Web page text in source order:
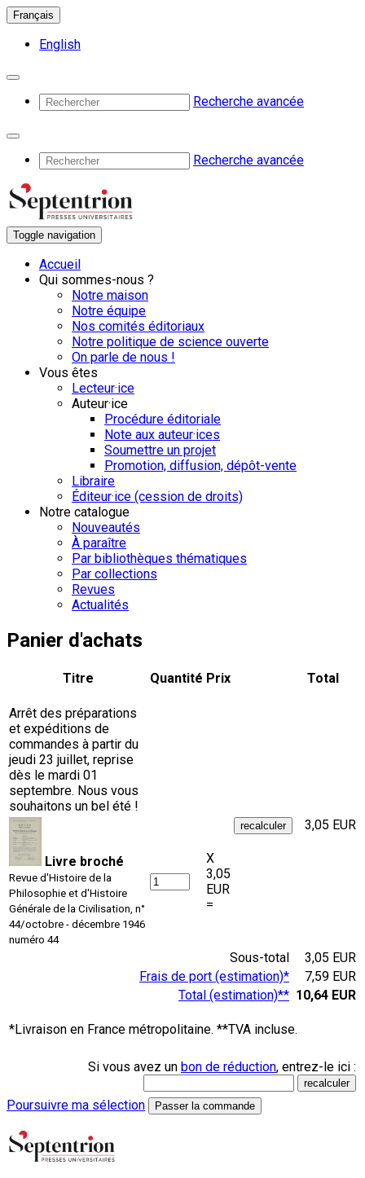
Français
English
Recherche avancée
Recherche avancée
Toggle navigation
Accueil
Qui sommes-nous ?
Notre maison
Notre équipe
Nos comités éditoriaux
Notre politique de science ouverte
On parle de nous !
Vous êtes
Lecteur·ice
Auteur·ice
Procédure éditoriale
Note aux auteur·ices
Soumettre un projet
Promotion, diffusion, dépôt-vente
Libraire
Éditeur·ice (cession de droits)
Notre catalogue
Nouveautés
À paraître
Par bibliothèques thématiques
Par collections
Revues
Actualités
Panier d'achats
Arrêt des préparations
et expéditions de
commandes à partir du
jeudi 23 juillet, reprise
dès le mardi 01
septembre. Nous vous
souhaitons un bel été !
Titre Quantité Prix Total
Livre broché
Revue d'Histoire de la
Philosophie et d'Histoire
Générale de la Civilisation, n°
44/octobre - décembre 1946
numéro 44
X
3,05
EUR
=
3,05 EUR
Sous-total
3,05 EUR
Frais de port (estimation)*
7,59 EUR
Total (estimation)** 10,64 EUR
*Livraison en France métropolitaine. **TVA incluse.
Si vous avez un bon de réduction, entrez-le ici :
Poursuivre ma sélection Passer la commande